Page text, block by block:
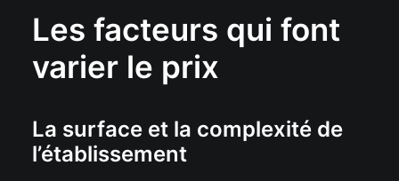
Les facteurs qui font
varier le prix
La surface et la complexité de
l’établissement